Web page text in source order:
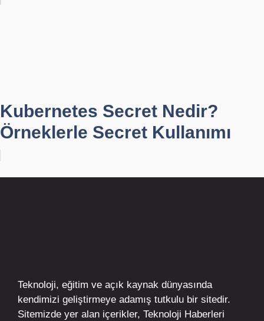
Kubernetes Secret Nedir?
Örneklerle Secret Kullanımı
Teknoloji, eğitim ve açık kaynak dünyasında
kendimizi geliştirmeye adamış tutkulu bir sitedir.
Sitemizde yer alan içerikler, Teknoloji Haberleri